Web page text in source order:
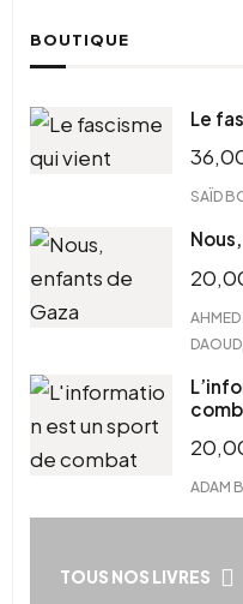
BOUTIQUE
Le
SAÏD
DAOUD
ADAM
TOUS NOS LIVRES